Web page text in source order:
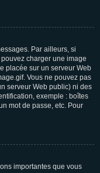
Par ailleurs, si
charger une image
placée sur un serveur Web
Vous ne pouvez pas
serveur Web public) ni des
exemple : boîtes
mot de passe, etc. Pour
importantes que vous